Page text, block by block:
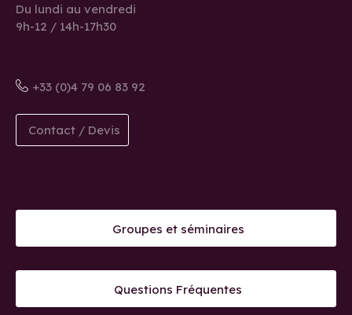
Du lundi au vendredi
9h-12 / 14h-17h30
+33 (0)4 79 06 83 92
Contact / Devis
Groupes et séminaires
Questions Fréquentes